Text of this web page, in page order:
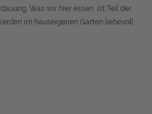
Was wir hier essen, ist Teil der
im hauseigenen Garten liebevoll